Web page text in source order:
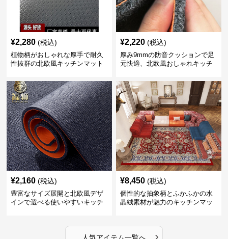
¥2,280 (税込)
植物柄がおしゃれな厚手で耐久
性抜群の北欧風キッチンマット
¥2,220 (税込)
厚み9mmの防音クッションで足
元快適、北欧風おしゃれキッチ
¥2,160 (税込)
豊富なサイズ展開と北欧風デザ
インで選べる使いやすいキッチ
¥8,450 (税込)
個性的な抽象柄とふかふかの水
晶絨素材が魅力のキッチンマッ
›